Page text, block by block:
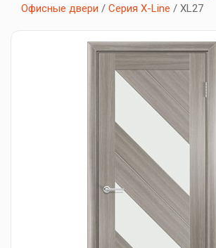
Офисные двери / Серия X-Line / XL27